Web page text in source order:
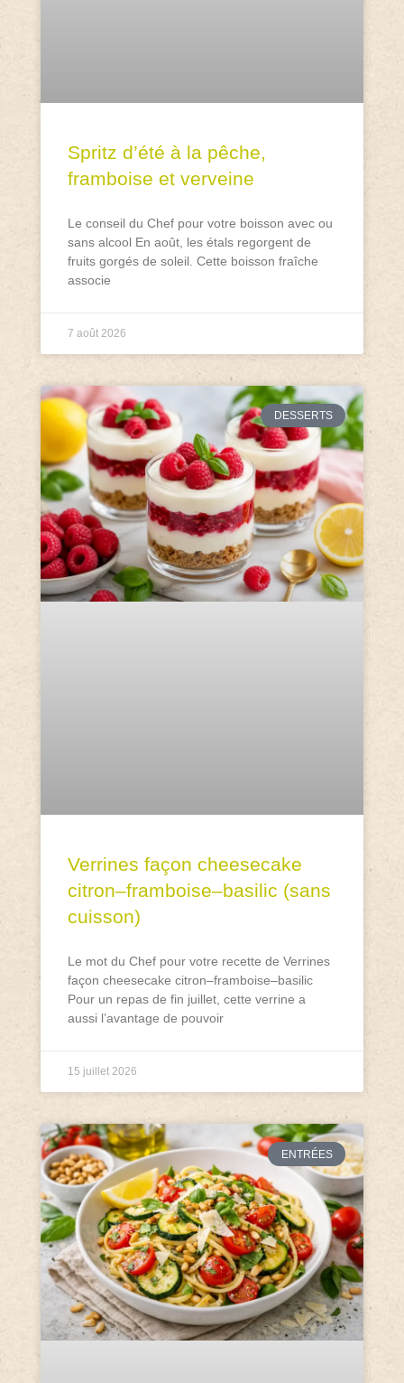
Spritz d’été à la pêche,
framboise et verveine
Le conseil du Chef pour votre boisson avec ou
sans alcool En août, les étals regorgent de
fruits gorgés de soleil. Cette boisson fraîche
associe
7 août 2026
DESSERTS
Verrines façon cheesecake
citron–framboise–basilic (sans
cuisson)
Le mot du Chef pour votre recette de Verrines
façon cheesecake citron–framboise–basilic
Pour un repas de fin juillet, cette verrine a
aussi l’avantage de pouvoir
15 juillet 2026
ENTRÉES